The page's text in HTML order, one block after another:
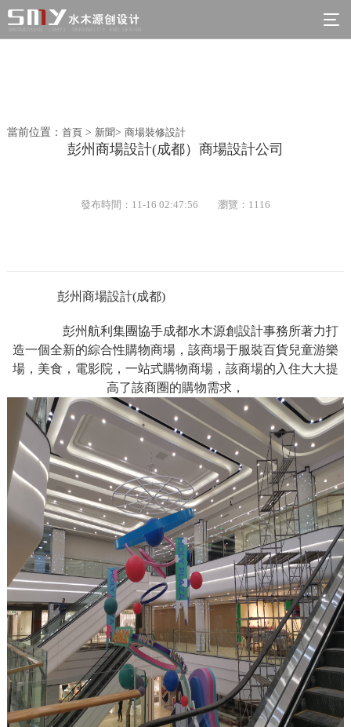
當前位置： 首頁> 新聞> 商場裝修設計
彭州商場設計(成都）商場設計公司
發布時間：11-16 02:47:56 瀏覽：1116
彭州商場設計(成都)
彭州航利集團協手成都水木源創設計事務所著力打
造一個全新的綜合性購物商場，該商場于服裝百貨兒童游樂
場，美食，電影院，一站式購物商場，該商場的入住大大提
高了該商圈的購物需求，